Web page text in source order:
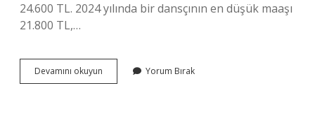
24.600 TL. 2024 yılında bir dansçının en düşük maaşı
21.800 TL,…
Devamını okuyun Dansözler
Kimler
Yorum Bırak